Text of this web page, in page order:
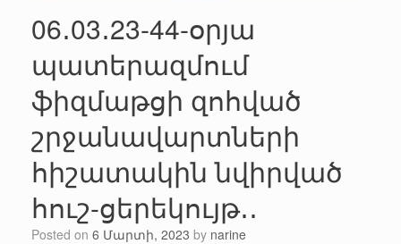
06․03․23-44-օրյա
պատերազմում
ֆիզմաթցի զոհված
շրջանավարտների
հիշատակին նվիրված
հուշ-ցերեկույթ․․
Posted on 6 Մարտի, 2023 by narine